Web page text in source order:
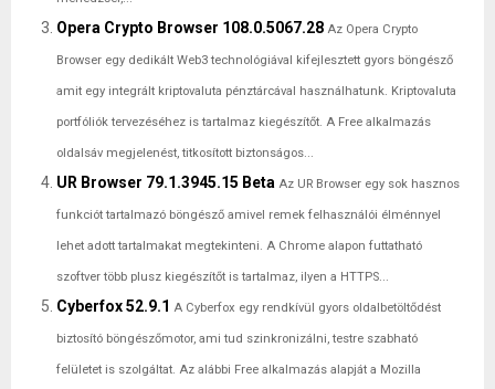
Opera Crypto Browser 108.0.5067.28 Az Opera Crypto
Browser egy dedikált Web3 technológiával kifejlesztett gyors böngésző
amit egy integrált kriptovaluta pénztárcával használhatunk. Kriptovaluta
portfóliók tervezéséhez is tartalmaz kiegészítőt. A Free alkalmazás
oldalsáv megjelenést, titkosított biztonságos...
UR Browser 79.1.3945.15 Beta Az UR Browser egy sok hasznos
funkciót tartalmazó böngésző amivel remek felhasználói élménnyel
lehet adott tartalmakat megtekinteni. A Chrome alapon futtatható
szoftver több plusz kiegészítőt is tartalmaz, ilyen a HTTPS...
Cyberfox 52.9.1 A Cyberfox egy rendkívül gyors oldalbetöltődést
biztosító böngészőmotor, ami tud szinkronizálni, testre szabható
felületet is szolgáltat. Az alábbi Free alkalmazás alapját a Mozilla